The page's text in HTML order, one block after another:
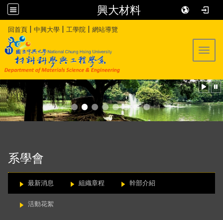
興大材料
回首頁 | 中興大學 | 工學院 | 網站導覽
系學會
最新消息 組織章程 幹部介紹
活動花絮